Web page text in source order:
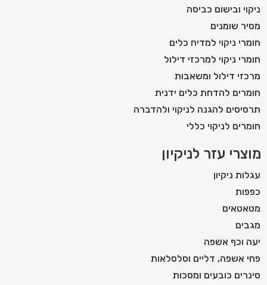
ניקוי ובישום כביסה
מסיר שומנים
חומרי ניקוי למדיח כלים
חומרי ניקוי למרכזי דילול
מרכזי דילול ומשאבות
חומרים להדחת כלים ידנית
תרסיסים להגנה לניקוי ולהדברה
חומרים לניקוי כללי
מוצרי עזר לניקיון
עגלות ניקיון
כפפות
מטאטאים
מגבים
יעה וכף אשפה
פחי אשפה, דליים וסלסלאות
סינרים כובעים ומסכות